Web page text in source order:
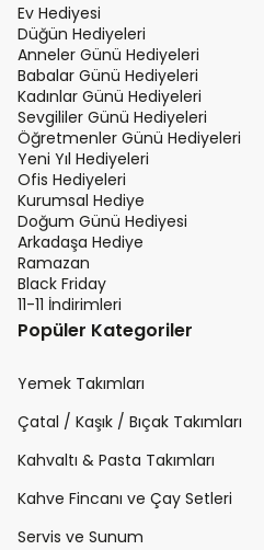
Ev Hediyesi
Düğün Hediyeleri
Anneler Günü Hediyeleri
Babalar Günü Hediyeleri
Kadınlar Günü Hediyeleri
Sevgililer Günü Hediyeleri
Öğretmenler Günü Hediyeleri
Yeni Yıl Hediyeleri
Ofis Hediyeleri
Kurumsal Hediye
Doğum Günü Hediyesi
Arkadaşa Hediye
Ramazan
Black Friday
11-11 İndirimleri
Popüler Kategoriler
Yemek Takımları
Çatal / Kaşık / Bıçak Takımları
Kahvaltı & Pasta Takımları
Kahve Fincanı ve Çay Setleri
Servis ve Sunum